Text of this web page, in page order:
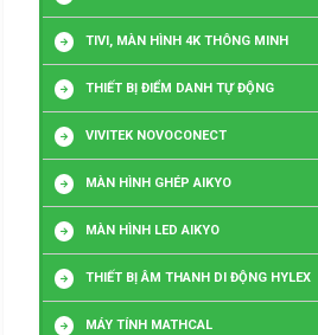
TIVI, MÀN HÌNH 4K THÔNG MINH
THIẾT BỊ ĐIỂM DANH TỰ ĐỘNG
VIVITEK NOVOCONECT
MÀN HÌNH GHÉP AIKYO
MÀN HÌNH LED AIKYO
THIẾT BỊ ÂM THANH DI ĐỘNG HYLEX
MÁY TÍNH MATHCAL